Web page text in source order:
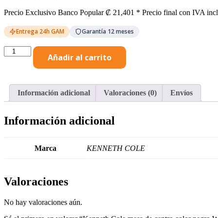
Precio Exclusivo Banco Popular ₡ 21,401 * Precio final con IVA
Entrega 24h GAM Garantía 12 meses
Kenneth
Cole
centro
color
negro
x
x
cantidad
Añadir al carrito
Información adicional Valoraciones (0) Envíos
Información adicional
Marca KENNETH COLE
Valoraciones
No hay valoraciones aún.